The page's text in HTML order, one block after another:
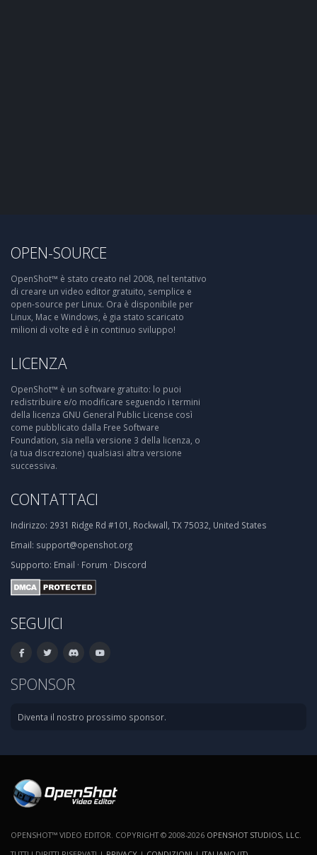
OPEN-SOURCE
OpenShot™ è stato creato nel 2008, nel tentativo
di creare un video editor gratuito, semplice e
open-source per Linux. Ora è disponibile per
Linux, Mac e Windows, è gia stato scaricato
milioni di volte ed è in continuo sviluppo!
LICENZA
OpenShot™ è un software gratuito: lo puoi
redistribuire e/o modificare seguendo i termini
della licenza GNU General Public License così
come pubblicato dalla Free Software
Foundation, sia nella versione 3 della licenza, o
(a tua discrezione) qualsiasi altra versione
successiva.
CONTATTACI
Indirizzo: 2931 Ridge Rd #101, Rockwall, TX 75032, United States
Email: support@openshot.org
Supporto: Email · Forum · Discord
SEGUICI
SPONSOR
Diventa il nostro prossimo sponsor.
OPENSHOT™ VIDEO EDITOR. COPYRIGHT © 2008-2026 OPENSHOT STUDIOS, LLC.